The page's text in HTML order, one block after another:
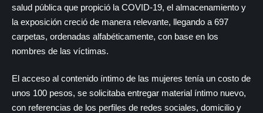
salud pública que propició la COVID-19, el almacenamiento y
la exposición creció de manera relevante, llegando a 697
carpetas, ordenadas alfabéticamente, con base en los
nombres de las víctimas.
El acceso al contenido íntimo de las mujeres tenía un costo de
unos 100 pesos, se solicitaba entregar material íntimo nuevo,
con referencias de los perfiles de redes sociales, domicilio y